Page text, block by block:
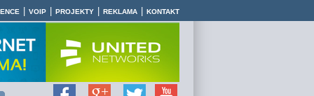
VOIP PROJEKTY REKLAMA KONTAKT